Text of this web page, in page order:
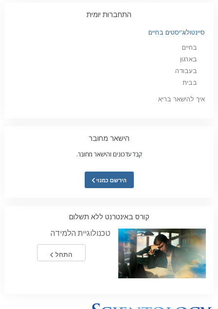
התחברות יומית
סיינטולוג'יסטים בחיים
בחיים
בארגון
בעבודה
בבית
איך להישאר בריא
הישאר מחובר
קבל עדכונים והישאר מחובר.
הירשם כמנוי
קורס באינטרנט ללא תשלום
טכנולוגיית הלמידה
התחל